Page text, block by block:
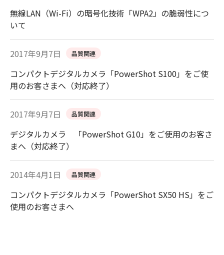
無線LAN（Wi-Fi）の暗号化技術「WPA2」の脆弱性につ
いて
2017年9月7日 品質関連
コンパクトデジタルカメラ「PowerShot S100」をご使
用のお客さまへ（対応終了）
2017年9月7日 品質関連
デジタルカメラ 「PowerShot G10」をご使用のお客さ
まへ（対応終了）
2014年4月1日 品質関連
コンパクトデジタルカメラ「PowerShot SX50 HS」をご
使用のお客さまへ